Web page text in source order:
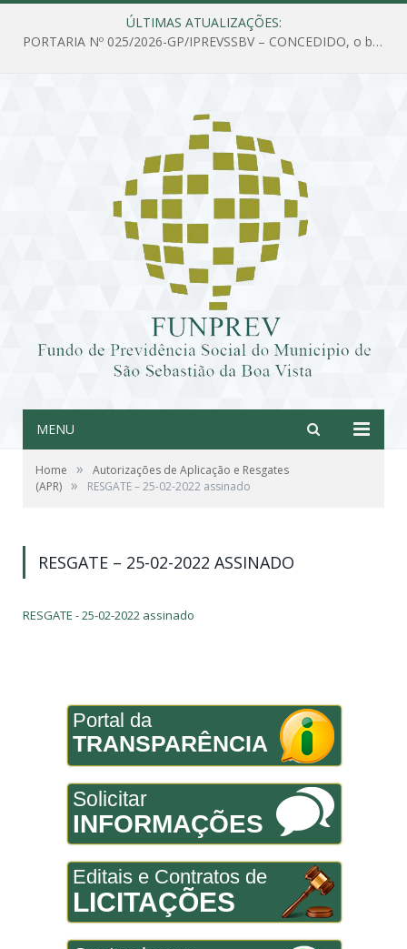
ÚLTIMAS ATUALIZAÇÕES:
PORTARIA Nº 025/2026-GP/IPREVSSBV – CONCEDIDO, o benefício de PENSÃO a MARIA ESTELA DOS SANTOS SOUZA
MENU
Home »
Autorizações de Aplicação e Resgates
(APR) » RESGATE – 25-02-2022 assinado
RESGATE – 25-02-2022 ASSINADO
RESGATE - 25-02-2022 assinado
Portal da
TRANSPARÊNCIA
Solicitar
INFORMAÇÕES
Editais e Contratos de
LICITAÇÕES